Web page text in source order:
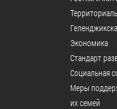
образования
Список
КОНТАКТЫ
Экономика
Стандарт
Социальная
Меры
их семей